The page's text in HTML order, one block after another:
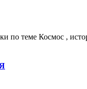
по теме Космос ,